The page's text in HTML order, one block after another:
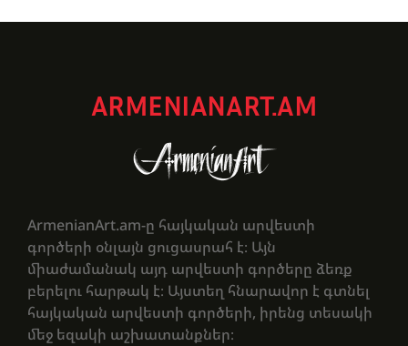
ARMENIANART.AM
ArmenianArt.am-ը հայկական արվեստի
գործերի օնլայն ցուցասրահ է։ Այն
միաժամանակ այդ արվեստի գործերը ձեռք
բերելու հարթակ է։ Այստեղ հնարավոր է գտնել
հայկական արվեստի գործերի, իրենց տեսակի
մեջ եզակի աշխատանքներ։